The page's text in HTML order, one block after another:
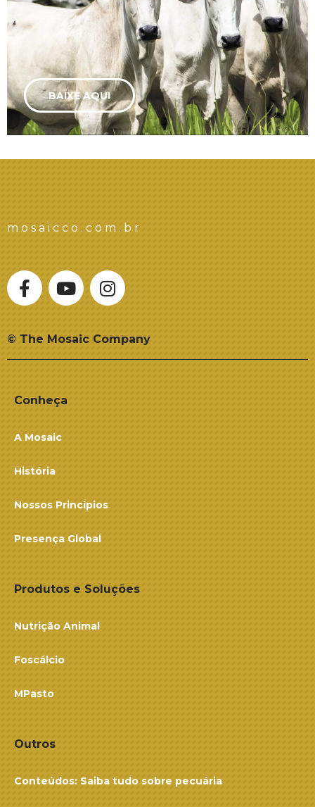
BAIXE AQUI
mosaicco.com.br
© The Mosaic Company
Conheça
A Mosaic
História
Nossos Princípios
Presença Global
Produtos e Soluções
Nutrição Animal
Foscálcio
MPasto
Outros
Conteúdos: Saiba tudo sobre pecuária